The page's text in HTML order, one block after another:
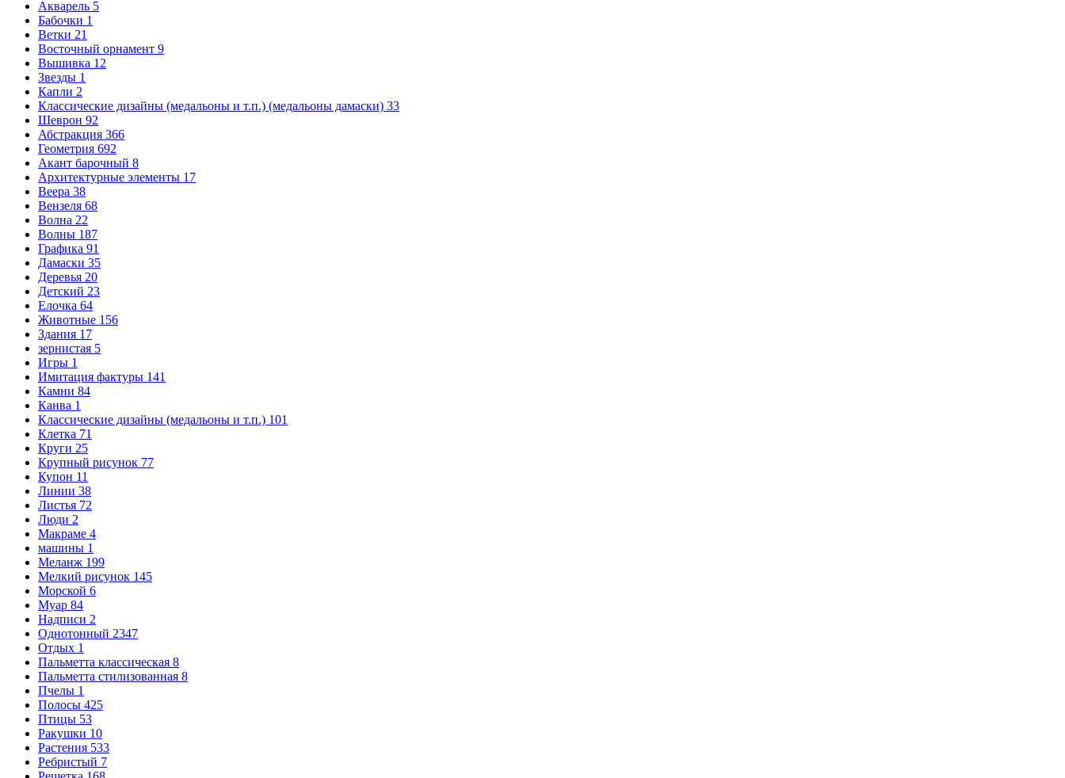
Акварель 5
Бабочки 1
Ветки 21
Восточный орнамент 9
Вышивка 12
Звезды 1
Капли 2
Классические дизайны (медальоны и т.п.) (медальоны дамаски) 33
Шеврон 92
Абстракция 366
Геометрия 692
Акант барочный 8
Архитектурные элементы 17
Веера 38
Вензеля 68
Волна 22
Волны 187
Графика 91
Дамаски 35
Деревья 20
Детский 23
Елочка 64
Животные 156
Здания 17
зернистая 5
Игры 1
Имитация фактуры 141
Камни 84
Канва 1
Классические дизайны (медальоны и т.п.) 101
Клетка 71
Круги 25
Крупный рисунок 77
Купон 11
Линии 38
Листья 72
Люди 2
Макраме 4
машины 1
Меланж 199
Мелкий рисунок 145
Морской 6
Муар 84
Надписи 2
Однотонный 2347
Отдых 1
Пальметта классическая 8
Пальметта стилизованная 8
Пчелы 1
Полосы 425
Птицы 53
Ракушки 10
Растения 533
Ребристый 7